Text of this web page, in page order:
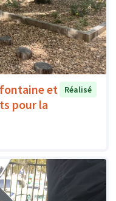
fontaine et
pour la
Réalisé